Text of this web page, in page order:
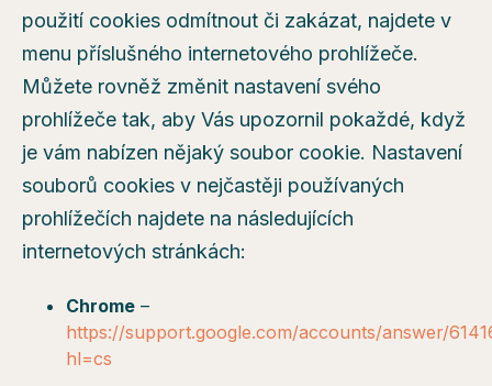
použití cookies odmítnout či zakázat, najdete v
menu příslušného internetového prohlížeče.
Můžete rovněž změnit nastavení svého
prohlížeče tak, aby Vás upozornil pokaždé, když
je vám nabízen nějaký soubor cookie. Nastavení
souborů cookies v nejčastěji používaných
prohlížečích najdete na následujících
internetových stránkách:
Chrome –
https://support.google.com/accounts/answer/
hl=cs